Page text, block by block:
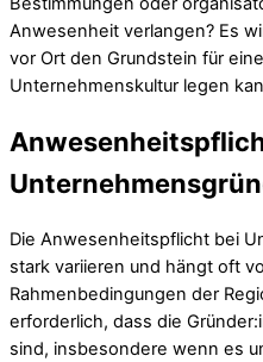
Anwesenheit verlangen? Es
vor Ort den Grundstein für
Unternehmenskultur legen
Die Anwesenheitspflicht bei
stark variieren und hängt oft
Rahmenbedingungen der
erforderlich, dass die
sind, insbesondere wenn es